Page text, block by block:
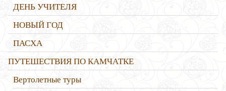
ДЕНЬ УЧИТЕЛЯ
НОВЫЙ ГОД
ПАСХА
ПУТЕШЕСТВИЯ ПО КАМЧАТКЕ
Вертолетные туры